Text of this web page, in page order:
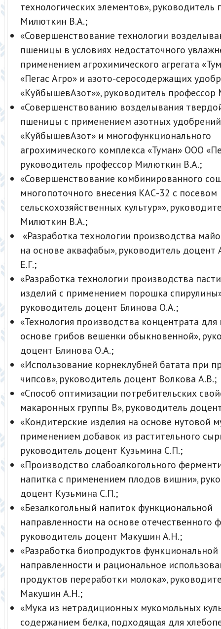
технологических элементов», руководитель
Милюткин В.А.;
«Совершенствование технологии
пшеницы в условиях недостаточного
применением агрохимического агрегата
«Пегас Агро» и азото-серосодержащих
«КуйбышевАзот»», руководитель
«Совершенствованию возделывания
пшеницы с применением азотных
«КуйбышевАзот» и многофункционального
агрохимического комплекса «Туман» ООО
руководитель профессор Милюткин В.А.;
«Совершенствование комбинированного
многопоточного внесения КАС-32 с посевом
сельскохозяйственных культур»»,
Милюткин В.А.;
«Разработка технологии производства
на основе аквафабы», руководитель доцент
Е.Г.;
«Разработка технологии производства
изделий с применением порошка
руководитель доцент Блинова О.А.;
«Технология производства концентрата
основе грибов вешенки обыкновенной»,
доцент Блинова О.А.;
«Использование корнеклубней батата при
чипсов», руководитель доцент Волкова А.В.;
«Способ оптимизации потребительских
макаронных группы В», руководитель
«Кондитерские изделия на основе нутовой
применением добавок из растительного
руководитель доцент Кузьмина С.П.;
«Производство слабоалкогольного
напитка с применением плодов вишни»,
доцент Кузьмина С.П.;
«Безалкогольный напиток функциональной
направленности на основе отечественного
руководитель доцент Макушин А.Н.;
«Разработка биопродуктов функциональной
направленности и рациональное
продуктов переработки молока»,
Макушин А.Н.;
«Мука из нетрадиционных мукомольных
содержанием белка, подходящая для